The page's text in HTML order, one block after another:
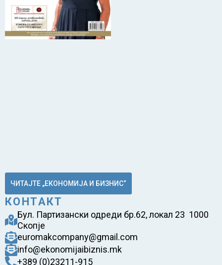
ЧИТАЈТЕ „ЕКОНОМИЈА И БИЗНИС“
КОНТАКТ
Бул. Партизански одреди бр.62, локал 23 1000
Скопје
euromakcompany@gmail.com
info@ekonomijaibiznis.mk
+389 (0)23211-915